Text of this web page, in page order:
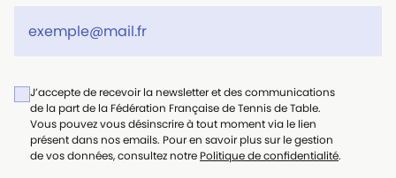
J’accepte de recevoir la newsletter et des communications
de la part de la Fédération Française de Tennis de Table.
Vous pouvez vous désinscrire à tout moment via le lien
présent dans nos emails. Pour en savoir plus sur le gestion
de vos données, consultez notre Politique de confidentialité.